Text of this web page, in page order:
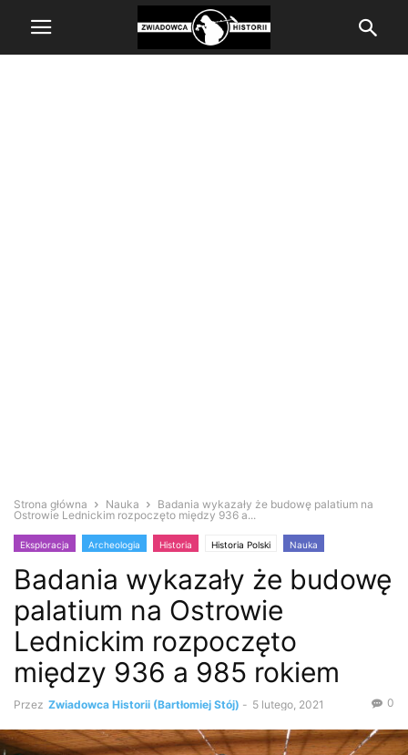
Strona główna Nauka
Badania wykazały że budowę palatium na
Ostrowie Lednickim rozpoczęto między 936 a...
Eksploracja Archeologia Historia Historia Polski Nauka
Średniowiecze
Badania wykazały że budowę
palatium na Ostrowie
Lednickim rozpoczęto
między 936 a 985 rokiem
Przez Zwiadowca Historii (Bartłomiej Stój) - 5 lutego, 2021 0